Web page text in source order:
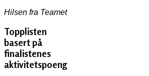
Hilsen fra Teamet
Topplisten
basert på
finalistenes
aktivitetspoeng